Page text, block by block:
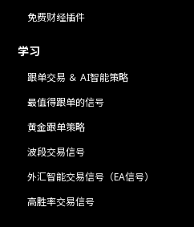
免费财经插件
学习
跟单交易 ＆ AI智能策略
最值得跟单的信号
黄金跟单策略
波段交易信号
外汇智能交易信号（EA信号）
高胜率交易信号